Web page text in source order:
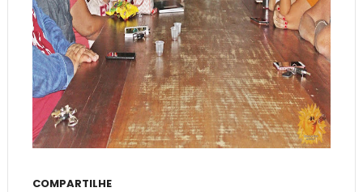
COMPARTILHE